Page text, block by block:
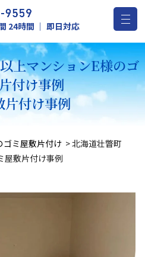
24時間 ｜ 即日対応
上マンションE様のゴ
付け事例
片付け事例
ゴミ屋敷片付け >北海道壮瞥町
屋敷片付け事例